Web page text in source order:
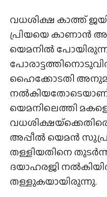
വധശിക്ഷ കാത്ത്
പ്രിയയെ കാണാൻ
യെമനിൽ
ഹൈക്കോടതി
നൽകിയതോടെയാണ്
യെമനിലെത്തി
അപ്പീൽ യെമൻ
തള്ളിയതിനെ
ദയാഹരജി
തള്ളുകയായിരുന്നു.